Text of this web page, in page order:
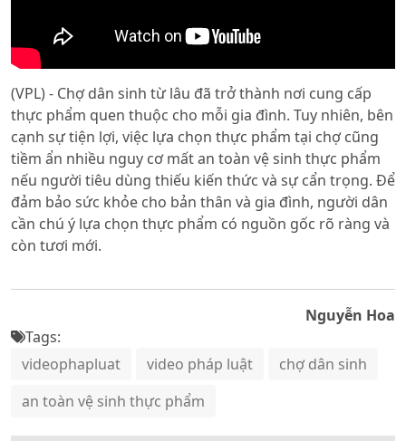
(VPL) - Chợ dân sinh từ lâu đã trở thành nơi cung cấp
thực phẩm quen thuộc cho mỗi gia đình. Tuy nhiên, bên
cạnh sự tiện lợi, việc lựa chọn thực phẩm tại chợ cũng
tiềm ẩn nhiều nguy cơ mất an toàn vệ sinh thực phẩm
nếu người tiêu dùng thiếu kiến thức và sự cẩn trọng. Để
đảm bảo sức khỏe cho bản thân và gia đình, người dân
cần chú ý lựa chọn thực phẩm có nguồn gốc rõ ràng và
còn tươi mới.
Nguyễn Hoa
Tags:
videophapluat
video pháp luật
chợ dân sinh
an toàn vệ sinh thực phẩm